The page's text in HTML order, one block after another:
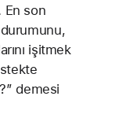
En son
işitmek
demesi